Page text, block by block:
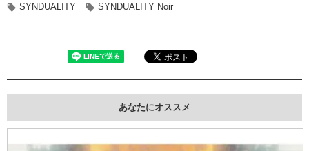
SYNDUALITY SYNDUALITY Noir
あなたにオススメ